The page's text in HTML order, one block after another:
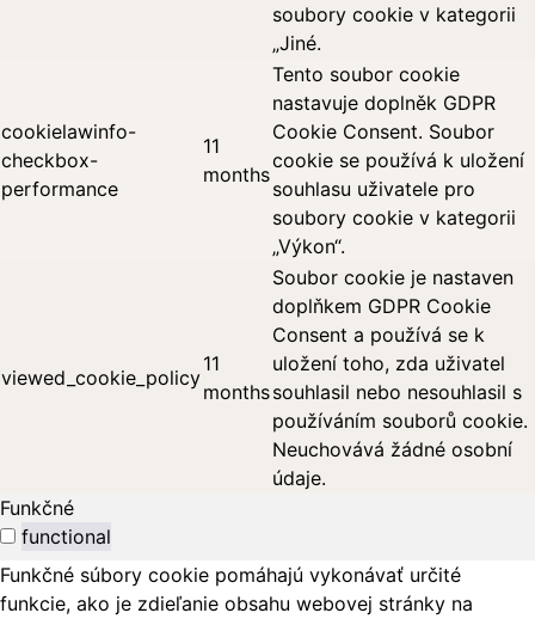
soubory cookie v kategorii
„Jiné.
cookielawinfo-
checkbox-
performance
11
months
Tento soubor cookie
nastavuje doplněk GDPR
Cookie Consent. Soubor
cookie se používá k uložení
souhlasu uživatele pro
soubory cookie v kategorii
„Výkon“.
viewed_cookie_policy
11
months
Soubor cookie je nastaven
doplňkem GDPR Cookie
Consent a používá se k
uložení toho, zda uživatel
souhlasil nebo nesouhlasil s
používáním souborů cookie.
Neuchovává žádné osobní
údaje.
Funkčné
functional
Funkčné súbory cookie pomáhajú vykonávať určité
funkcie, ako je zdieľanie obsahu webovej stránky na